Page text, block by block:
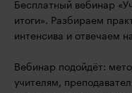
Бесплатный вебинар
итоги». Разбираем
интенсива и отвечаем
Вебинар подойдёт:
учителям,